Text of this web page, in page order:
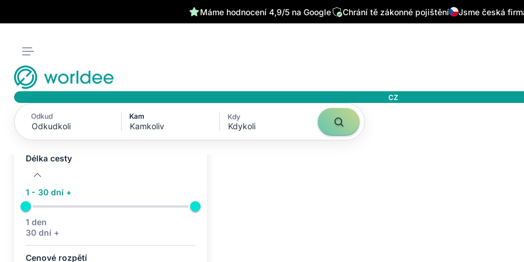
Máme hodnocení 4,9/5 na Google Chrání tě zákonné pojištění Jsme česká
CZ
Odkud Kam Kdy
Kdykoli
Aktivní filtry (0)
Žádné aktivní filtry
Délka cesty
1 - 30 dní +
1 den
30 dní +
Cenové rozpětí